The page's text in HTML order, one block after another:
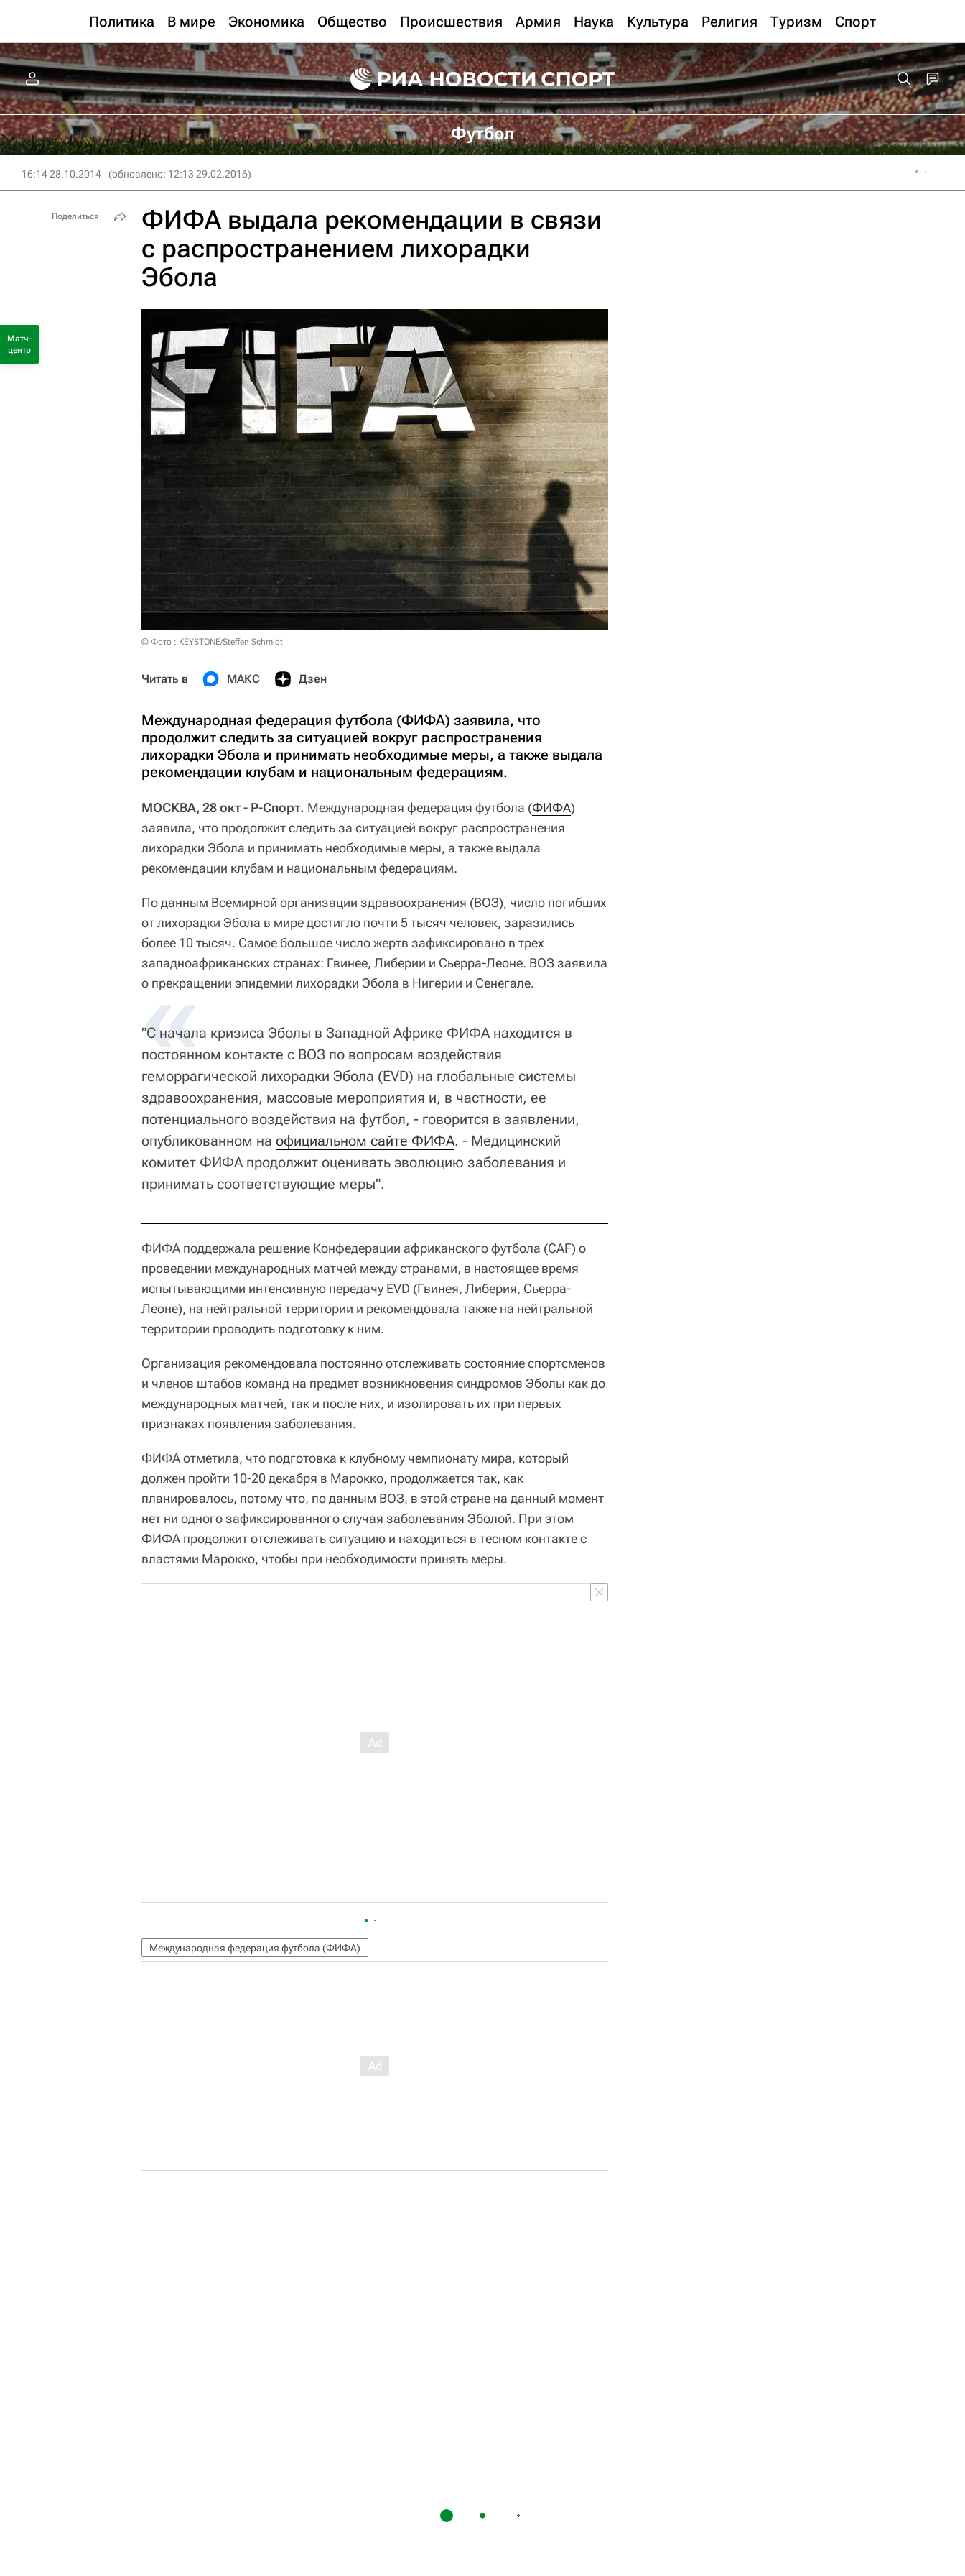
Политика В мире Экономика Общество Происшествия Армия Наука Культура Религия Туризм Спорт
Футбол
16:14 28.10.2014 (обновлено: 12:13 29.02.2016)
ФИФА выдала рекомендации в связи
с распространением лихорадки
Эбола
© Фото : KEYSTONE/Steffen Schmidt
Читать в МАКС Дзен
Международная федерация футбола (ФИФА) заявила, что
продолжит следить за ситуацией вокруг распространения
лихорадки Эбола и принимать необходимые меры, а также выдала
рекомендации клубам и национальным федерациям.
МОСКВА, 28 окт - Р-Спорт. Международная федерация футбола (ФИФА)
заявила, что продолжит следить за ситуацией вокруг распространения
лихорадки Эбола и принимать необходимые меры, а также выдала
рекомендации клубам и национальным федерациям.
По данным Всемирной организации здравоохранения (ВОЗ), число погибших
от лихорадки Эбола в мире достигло почти 5 тысяч человек, заразились
более 10 тысяч. Самое большое число жертв зафиксировано в трех
западноафриканских странах: Гвинее, Либерии и Сьерра-Леоне. ВОЗ заявила
о прекращении эпидемии лихорадки Эбола в Нигерии и Сенегале.
"С начала кризиса Эболы в Западной Африке ФИФА находится в
постоянном контакте с ВОЗ по вопросам воздействия
геморрагической лихорадки Эбола (EVD) на глобальные системы
здравоохранения, массовые мероприятия и, в частности, ее
потенциального воздействия на футбол, - говорится в заявлении,
опубликованном на официальном сайте ФИФА. - Медицинский
комитет ФИФА продолжит оценивать эволюцию заболевания и
принимать соответствующие меры".
ФИФА поддержала решение Конфедерации африканского футбола (CAF) о
проведении международных матчей между странами, в настоящее время
испытывающими интенсивную передачу EVD (Гвинея, Либерия, Сьерра-
Леоне), на нейтральной территории и рекомендовала также на нейтральной
территории проводить подготовку к ним.
Организация рекомендовала постоянно отслеживать состояние спортсменов
и членов штабов команд на предмет возникновения синдромов Эболы как до
международных матчей, так и после них, и изолировать их при первых
признаках появления заболевания.
ФИФА отметила, что подготовка к клубному чемпионату мира, который
должен пройти 10-20 декабря в Марокко, продолжается так, как
планировалось, потому что, по данным ВОЗ, в этой стране на данный момент
нет ни одного зафиксированного случая заболевания Эболой. При этом
ФИФА продолжит отслеживать ситуацию и находиться в тесном контакте с
властями Марокко, чтобы при необходимости принять меры.
Международная федерация футбола (ФИФА)
Поделиться
Матч-
центр